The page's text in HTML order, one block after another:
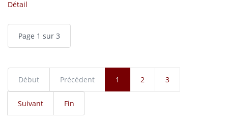
Détail
Page 1 sur 3
Début Précédent 1 2 3
Suivant Fin